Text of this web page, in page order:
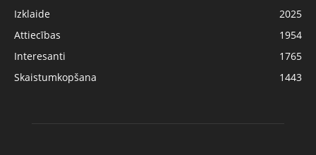
Izklaide
2025
Attiecības
1954
Interesanti
1765
Skaistumkopšana
1443